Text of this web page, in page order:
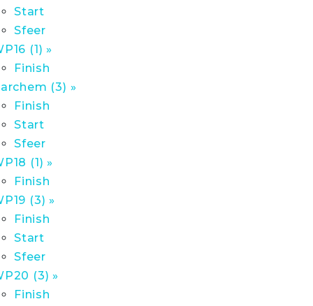
Start
Sfeer
(1) »
Finish
(3) »
Finish
Start
Sfeer
(1) »
Finish
(3) »
Finish
Start
Sfeer
(3) »
Finish